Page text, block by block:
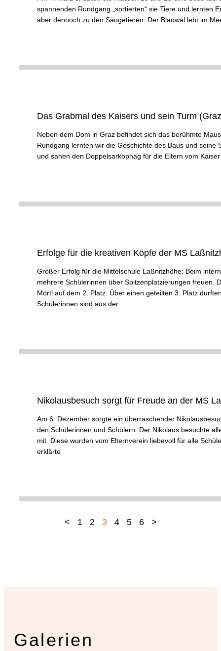
spannenden Rundgang „sortierten“ sie Tiere und lernten
aber dennoch zu den Säugetieren. Der Blauwal lebt im
Das Grabmal des Kaisers und sein Turm
Neben dem Dom in Graz befindet sich das berühmte
Rundgang lernten wir die Geschichte des Baus und
und sahen den Doppelsarkophag für die Eltern vom
Erfolge für die kreativen Köpfe der MS
Großer Erfolg für die Mittelschule Laßnitzhöhe: Beim
mehrere Schülerinnen über Spitzenplatzierungen freuen.
Mörtl auf dem 2. Platz. Über einen geteilten 3. Platz
Schülerinnen sind aus der
Nikolausbesuch sorgt für Freude an der MS
Am 6. Dezember sorgte ein überraschender
den Schülerinnen und Schülern. Der Nikolaus besuchte
mit. Diese wurden vom Elternverein liebevoll für alle
erklärte
< 1 2 3 4 5 6 >
Galerien